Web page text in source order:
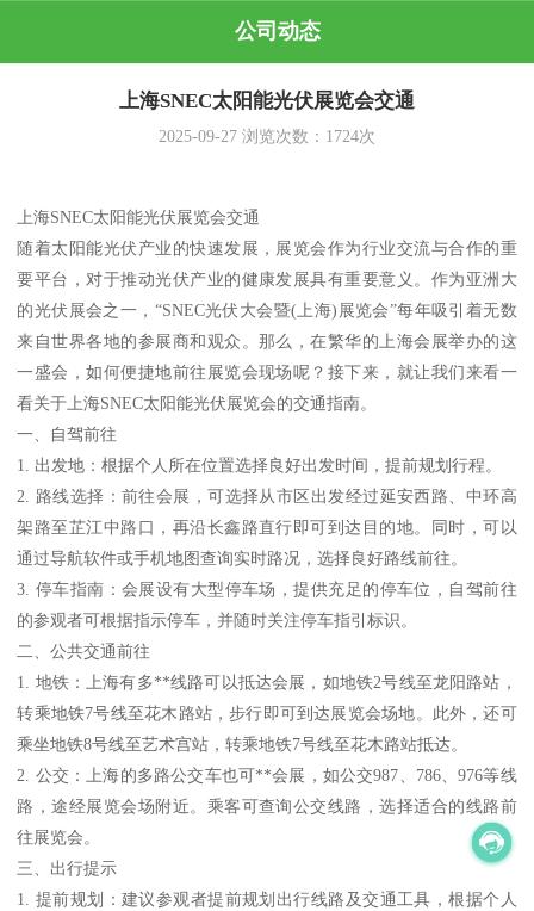
公司动态
上海SNEC太阳能光伏展览会交通
2025-09-27 浏览次数： 1724次
上海SNEC太阳能光伏展览会交通
随着太阳能光伏产业的快速发展，展览会作为行业交流与合作的重
要平台，对于推动光伏产业的健康发展具有重要意义。作为亚洲大
的光伏展会之一，“SNEC光伏大会暨(上海)展览会”每年吸引着无数
来自世界各地的参展商和观众。那么，在繁华的上海会展举办的这
一盛会，如何便捷地前往展览会现场呢？接下来，就让我们来看一
看关于上海SNEC太阳能光伏展览会的交通指南。
一、自驾前往
1. 出发地：根据个人所在位置选择良好出发时间，提前规划行程。
2. 路线选择：前往会展，可选择从市区出发经过延安西路、中环高
架路至芷江中路口，再沿长鑫路直行即可到达目的地。同时，可以
通过导航软件或手机地图查询实时路况，选择良好路线前往。
3. 停车指南：会展设有大型停车场，提供充足的停车位，自驾前往
的参观者可根据指示停车，并随时关注停车指引标识。
二、公共交通前往
1. 地铁：上海有多**线路可以抵达会展，如地铁2号线至龙阳路站，
转乘地铁7号线至花木路站，步行即可到达展览会场地。此外，还可
乘坐地铁8号线至艺术宫站，转乘地铁7号线至花木路站抵达。
2. 公交：上海的多路公交车也可**会展，如公交987、786、976等线
路，途经展览会场附近。乘客可查询公交线路，选择适合的线路前
往展览会。
三、出行提示
1. 提前规划：建议参观者提前规划出行线路及交通工具，根据个人